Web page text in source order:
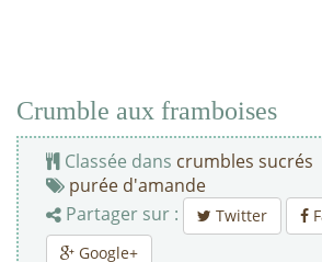
Crumble aux framboises
Classée dans crumbles sucrés
purée d'amande
Partager sur :
Twitter
Google+